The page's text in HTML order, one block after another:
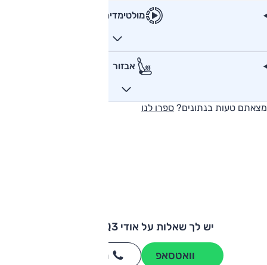
מולטימדיה
אבזור
מצאתם טעות בנתונים? ספרו לנו
יש לך שאלות על אודי Q3 ספורטבק?
וואטסאפ חייגו